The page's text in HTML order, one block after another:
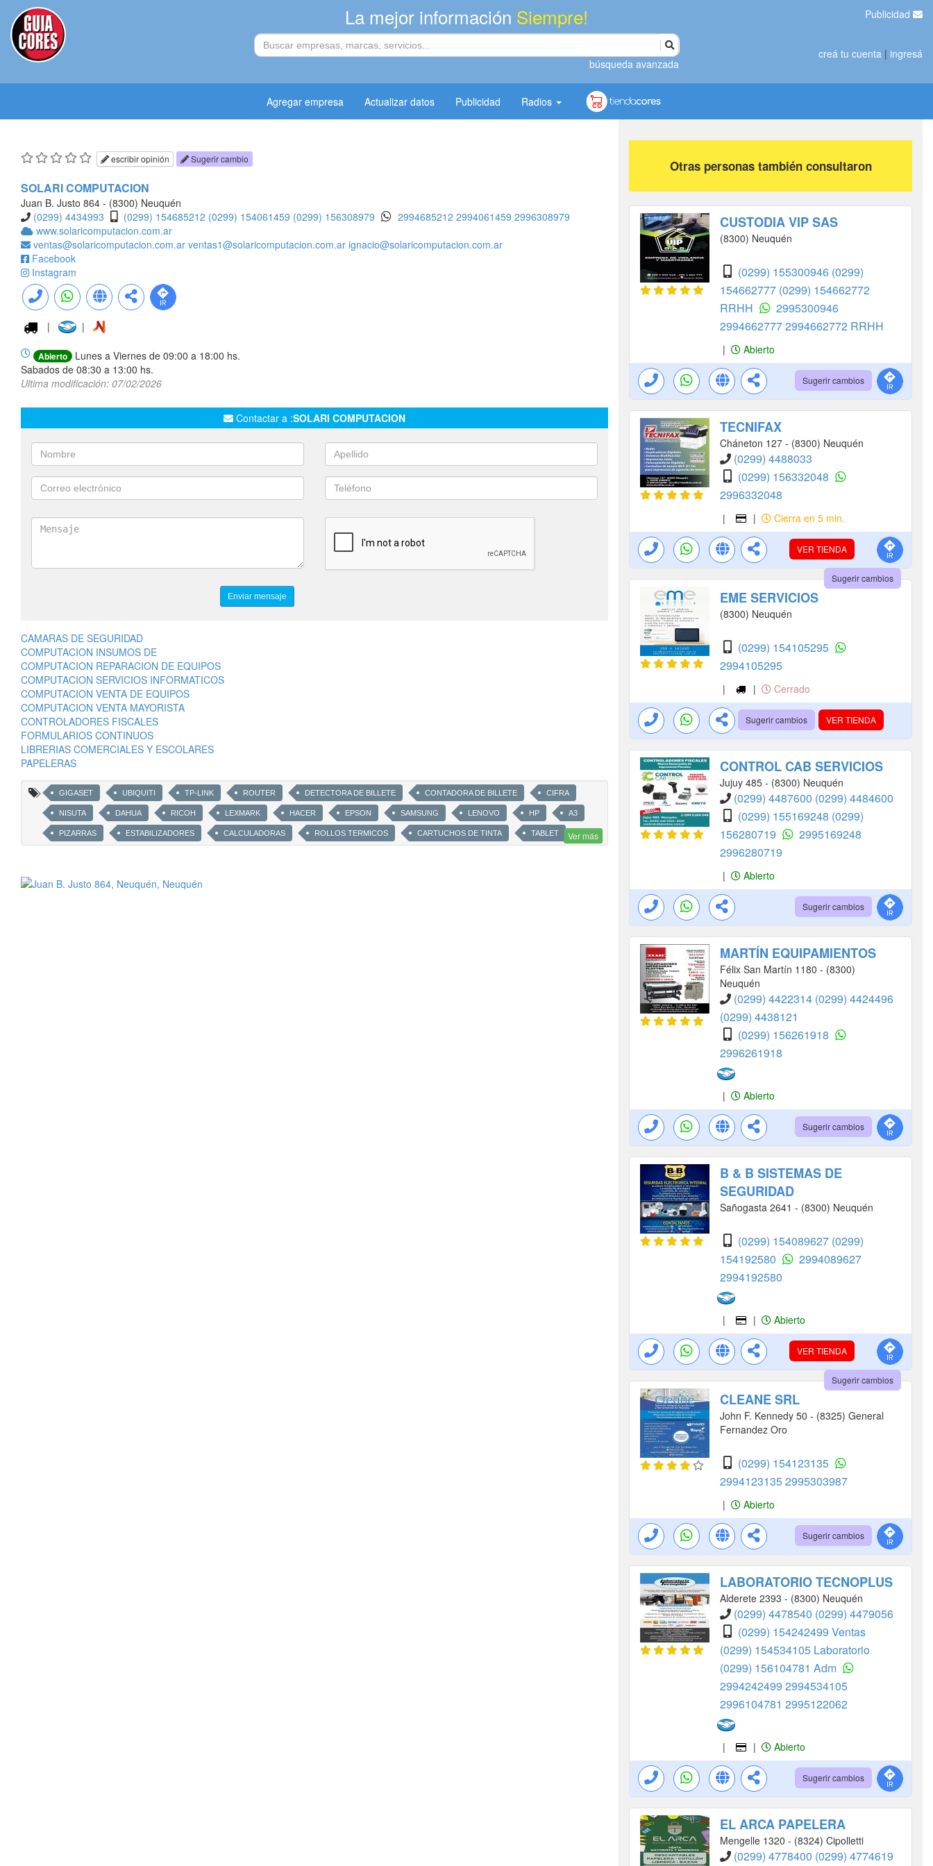
La mejor información Siempre!
búsqueda avanzada
Publicidad
creá tu cuenta | ingresá
Agregar empresa Actualizar datos Publicidad Radios
escribir opinión Sugerir cambio
SOLARI COMPUTACION
Juan B. Justo 864 - (8300) Neuquén
(0299) 4434993
(0299) 154685212 (0299) 154061459 (0299) 156308979 2994685212 2994061459 2996308979
www.solaricomputacion.com.ar
ventas@solaricomputacion.com.ar ventas1@solaricomputacion.com.ar ignacio@solaricomputacion.com.ar
Facebook
Instagram
| |
Abierto
Lunes a Viernes de 09:00 a 18:00 hs.
Sabados de 08:30 a 13:00 hs.
Ultima modificación: 07/02/2026
Contactar a :SOLARI COMPUTACION
CAMARAS DE SEGURIDAD
COMPUTACION INSUMOS DE
COMPUTACION REPARACION DE EQUIPOS
COMPUTACION SERVICIOS INFORMATICOS
COMPUTACION VENTA DE EQUIPOS
COMPUTACION VENTA MAYORISTA
CONTROLADORES FISCALES
FORMULARIOS CONTINUOS
LIBRERIAS COMERCIALES Y ESCOLARES
PAPELERAS
GIGASET UBIQUITI TP-LINK ROUTER DETECTORA DE BILLETE CONTADORA DE BILLETE CIFRA
NISUTA DAHUA RICOH LEXMARK HACER EPSON SAMSUNG LENOVO HP A3
PIZARRAS ESTABILIZADORES CALCULADORAS ROLLOS TERMICOS CARTUCHOS DE TINTA TABLET Ver más
Otras personas también consultaron
CUSTODIA VIP SAS
(8300) Neuquén
(0299) 155300946 (0299)
154662777 (0299) 154662772
RRHH
2995300946
29946627772994662772 RRHH
| Abierto
Sugerir cambios
TECNIFAX
Cháneton 127 - (8300) Neuquén
(0299) 4488033
(0299) 156332048
2996332048
| | Cierra en 5 min.
VER TIENDA
Sugerir cambios
EME SERVICIOS
(8300) Neuquén
(0299) 154105295
2994105295
| | Cerrado
VER TIENDA
Sugerir cambios
CONTROL CAB SERVICIOS
Jujuy 485 - (8300) Neuquén
(0299) 4487600 (0299) 4484600
(0299) 155169248 (0299)
156280719
2995169248
2996280719
| Abierto
Sugerir cambios
MARTÍN EQUIPAMIENTOS
Félix San Martín 1180 - (8300)
Neuquén
(0299) 4422314 (0299) 4424496
(0299) 4438121
(0299) 156261918
2996261918
| Abierto
Sugerir cambios
B & B SISTEMAS DE
SEGURIDAD
Sañogasta 2641 - (8300) Neuquén
(0299) 154089627 (0299)
154192580
2994089627
2994192580
| | Abierto
VER TIENDA
Sugerir cambios
CLEANE SRL
John F. Kennedy 50 - (8325) General
Fernandez Oro
(0299) 154123135
29941231352995303987
| Abierto
Sugerir cambios
LABORATORIO TECNOPLUS
Alderete 2393 - (8300) Neuquén
(0299) 4478540 (0299) 4479056
(0299) 154242499 Ventas
(0299) 154534105 Laboratorio
(0299) 156104781 Adm
2994242499 2994534105
2996104781 2995122062
| | Abierto
Sugerir cambios
EL ARCA PAPELERA
Mengelle 1320 - (8324) Cipolletti
(0299) 4778400 (0299) 4774619